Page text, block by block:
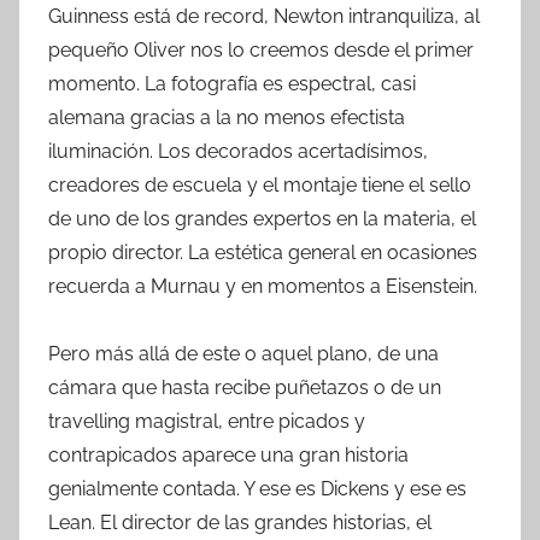
Guinness está de record, Newton intranquiliza, al
pequeño Oliver nos lo creemos desde el primer
momento. La fotografía es espectral, casi
alemana gracias a la no menos efectista
iluminación. Los decorados acertadísimos,
creadores de escuela y el montaje tiene el sello
de uno de los grandes expertos en la materia, el
propio director. La estética general en ocasiones
recuerda a Murnau y en momentos a Eisenstein.
Pero más allá de este o aquel plano, de una
cámara que hasta recibe puñetazos o de un
travelling magistral, entre picados y
contrapicados aparece una gran historia
genialmente contada. Y ese es Dickens y ese es
Lean. El director de las grandes historias, el